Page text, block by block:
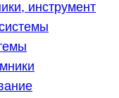
инструмент